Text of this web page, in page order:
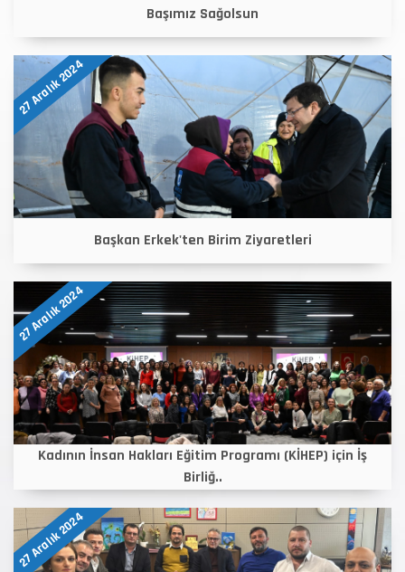
Başımız Sağolsun
27 Aralık 2024
Başkan Erkek'ten Birim Ziyaretleri
27 Aralık 2024
Kadının İnsan Hakları Eğitim Programı (KİHEP) için İş
Birliğ..
27 Aralık 2024